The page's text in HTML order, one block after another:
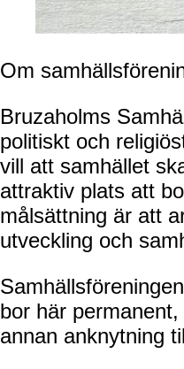
Om
Bruzaholms
politiskt och
vill att samhället
attraktiv plats att
målsättning är att
utveckling och
bor här
annan anknytning